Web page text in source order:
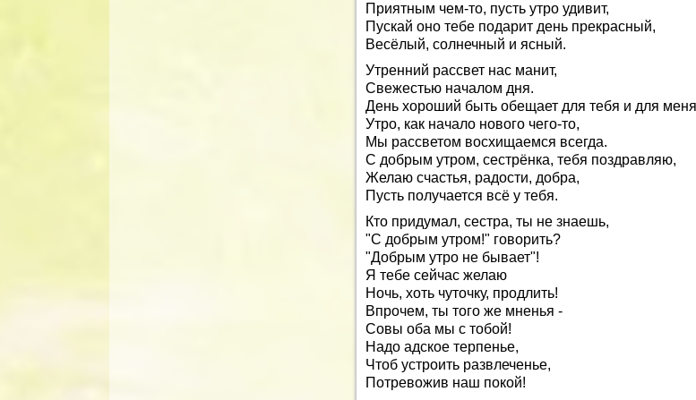
Приятным чем-то, пусть утро удивит,
Пускай оно тебе подарит день прекрасный,
Весёлый, солнечный и ясный.
Утренний рассвет нас манит,
Свежестью началом дня.
День хороший быть обещает для тебя и для
Утро, как начало нового чего-то,
Мы рассветом восхищаемся всегда.
С добрым утром, сестрёнка, тебя поздравляю,
Желаю счастья, радости, добра,
Пусть получается всё у тебя.
Кто придумал, сестра, ты не знаешь,
"С добрым утром!" говорить?
"Добрым утро не бывает"!
Я тебе сейчас желаю
Ночь, хоть чуточку, продлить!
Впрочем, ты того же мненья -
Совы оба мы с тобой!
Надо адское терпенье,
Чтоб устроить развлеченье,
Потревожив наш покой!